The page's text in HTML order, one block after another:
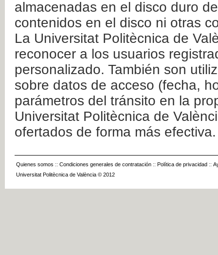
almacenadas en el disco duro
contenidos en el disco ni otras
La Universitat Politècnica de
reconocer a los usuarios
personalizado. También son
sobre datos de acceso (fecha,
parámetros del tránsito en la
Universitat Politècnica de
ofertados de forma más efectiva.
Quienes somos :: Condiciones generales de contratación :: Política de privacidad ::
Universitat Politècnica de València © 2012